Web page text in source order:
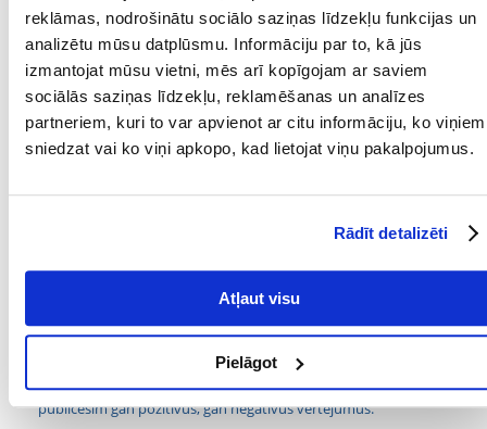
reklāmas, nodrošinātu sociālo saziņas līdzekļu funkcijas un
analizētu mūsu datplūsmu. Informāciju par to, kā jūs
izmantojat mūsu vietni, mēs arī kopīgojam ar saviem
sociālās saziņas līdzekļu, reklamēšanas un analīzes
partneriem, kuri to var apvienot ar citu informāciju, ko viņiem
sniedzat vai ko viņi apkopo, kad lietojat viņu pakalpojumus.
Rādīt detalizēti
Atļaut visu
Pielāgot
neitralizē tajā izšķīdušos nitrītu un nitrātu jonus. Tas pasargā zivis no
kaitīgām slāpekli saturošām vielām un ļauj ierobežot ūdens maiņas
apjomu un biežumu.
Parametri
SUGA: Filtra kārtridži
MĒRĶIS: Filtrs
Kādi ir produktu vērtēšanas noteikumi?
var dot tai vērtējumu. Ar zvaigznītēm norādītais vērtējums ir
vidējais no visiem vērtējumiem. Pēc atsauksmju apstrādes mēs
publicēsim gan pozitīvus, gan negatīvus vērtējumus.